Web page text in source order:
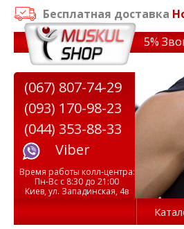
Бесплатная доставка
на тренажеры до 15%
(067) 807-74-29
(093) 170-98-23
(044) 353-88-33
Viber
Время работы колл-центра:
Пн-Вс с 8:30 до 21:00
Киев, ул. Западинская, 4в